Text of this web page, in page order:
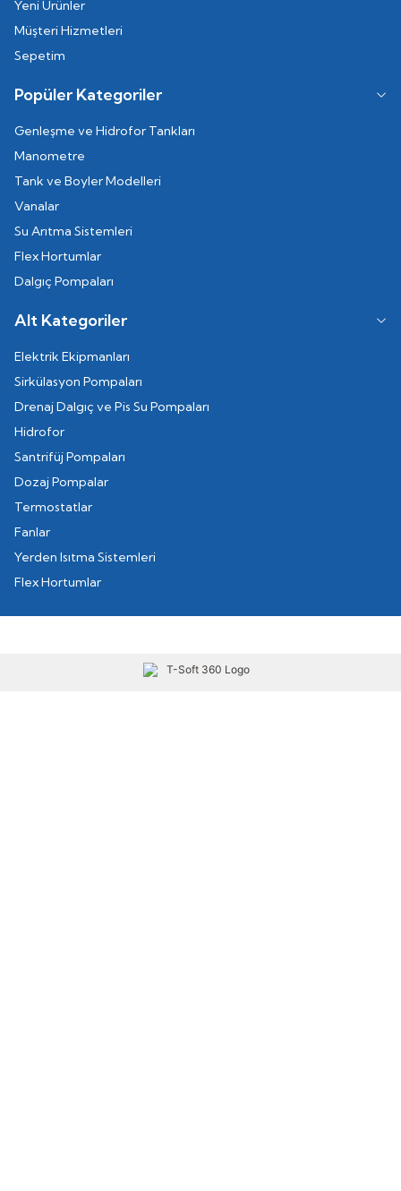
Yeni Ürünler
Müşteri Hizmetleri
Sepetim
Popüler Kategoriler
Genleşme ve Hidrofor Tankları
Manometre
Tank ve Boyler Modelleri
Vanalar
Su Arıtma Sistemleri
Flex Hortumlar
Dalgıç Pompaları
Alt Kategoriler
Elektrik Ekipmanları
Sirkülasyon Pompaları
Drenaj Dalgıç ve Pis Su Pompaları
Hidrofor
Santrifüj Pompaları
Dozaj Pompalar
Termostatlar
Fanlar
Yerden Isıtma Sistemleri
Flex Hortumlar